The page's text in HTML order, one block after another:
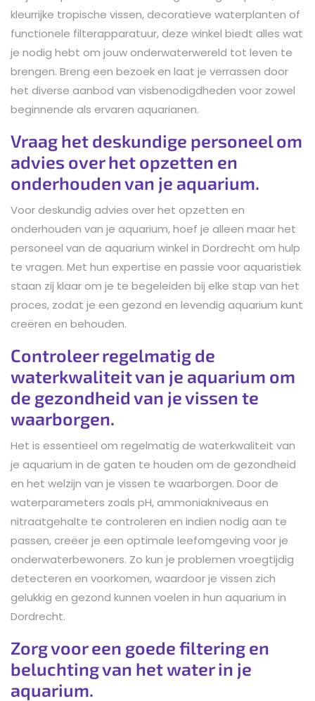
kleurrijke tropische vissen, decoratieve waterplanten of
functionele filterapparatuur, deze winkel biedt alles wat
je nodig hebt om jouw onderwaterwereld tot leven te
brengen. Breng een bezoek en laat je verrassen door
het diverse aanbod van visbenodigdheden voor zowel
beginnende als ervaren aquarianen.
Vraag het deskundige personeel om
advies over het opzetten en
onderhouden van je aquarium.
Voor deskundig advies over het opzetten en
onderhouden van je aquarium, hoef je alleen maar het
personeel van de aquarium winkel in Dordrecht om hulp
te vragen. Met hun expertise en passie voor aquaristiek
staan zij klaar om je te begeleiden bij elke stap van het
proces, zodat je een gezond en levendig aquarium kunt
creëren en behouden.
Controleer regelmatig de
waterkwaliteit van je aquarium om
de gezondheid van je vissen te
waarborgen.
Het is essentieel om regelmatig de waterkwaliteit van
je aquarium in de gaten te houden om de gezondheid
en het welzijn van je vissen te waarborgen. Door de
waterparameters zoals pH, ammoniakniveaus en
nitraatgehalte te controleren en indien nodig aan te
passen, creëer je een optimale leefomgeving voor je
onderwaterbewoners. Zo kun je problemen vroegtijdig
detecteren en voorkomen, waardoor je vissen zich
gelukkig en gezond kunnen voelen in hun aquarium in
Dordrecht.
Zorg voor een goede filtering en
beluchting van het water in je
aquarium.